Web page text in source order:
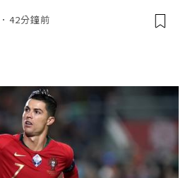
42分鐘前